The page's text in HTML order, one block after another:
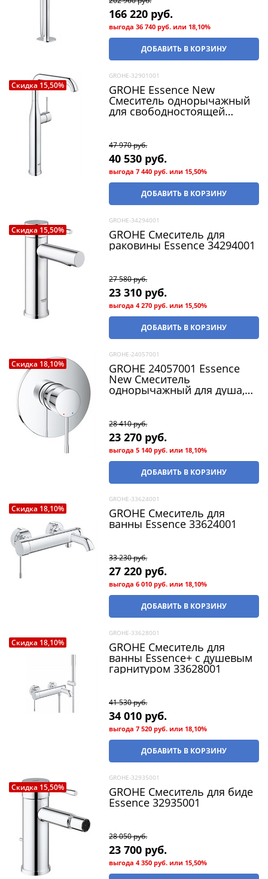
166 220 руб.
выгода36 740 руб. или 18,10%
ДОБАВИТЬ В КОРЗИНУ
Скидка 15,50%
GROHE-32901001
GROHE Essence New
Смеситель однорычажный
для свободностоящей
47 970 руб.
40 530 руб.
выгода7 440 руб. или 15,50%
ДОБАВИТЬ В КОРЗИНУ
Скидка 15,50%
GROHE-34294001
GROHE Смеситель для
раковины Essence 34294001
27 580 руб.
23 310 руб.
выгода4 270 руб. или 15,50%
ДОБАВИТЬ В КОРЗИНУ
Скидка 18,10%
GROHE-24057001
GROHE 24057001 Essence
New Смеситель
однорычажный для душа,
28 410 руб.
23 270 руб.
выгода5 140 руб. или 18,10%
ДОБАВИТЬ В КОРЗИНУ
Скидка 18,10%
GROHE-33624001
GROHE Смеситель для
ванны Essence 33624001
33 230 руб.
27 220 руб.
выгода6 010 руб. или 18,10%
ДОБАВИТЬ В КОРЗИНУ
Скидка 18,10%
GROHE-33628001
GROHE Смеситель для
ванны Essence+ с душевым
гарнитуром 33628001
41 530 руб.
34 010 руб.
выгода7 520 руб. или 18,10%
ДОБАВИТЬ В КОРЗИНУ
Скидка 15,50%
GROHE-32935001
GROHE Смеситель для биде
Essence 32935001
28 050 руб.
23 700 руб.
выгода4 350 руб. или 15,50%